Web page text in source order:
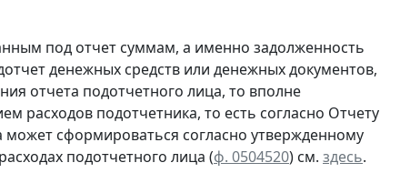
под отчет суммам, а именно задолженность
денежных средств или денежных документов,
отчета подотчетного лица, то вполне
расходов подотчетника, то есть согласно Отчету
может сформироваться согласно утвержденному
подотчетного лица (ф. 0504520) см. здесь.